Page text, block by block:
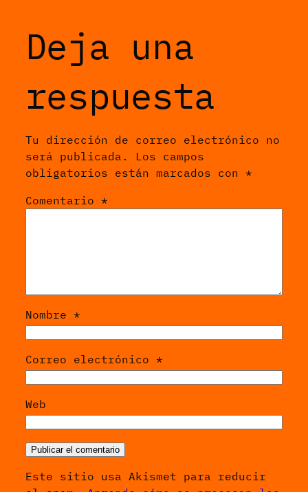
Deja una
respuesta
Tu dirección de correo electrónico no
será publicada.
Los campos
obligatorios están marcados con *
Comentario *
Nombre *
Correo electrónico *
Web
Este sitio usa Akismet para reducir